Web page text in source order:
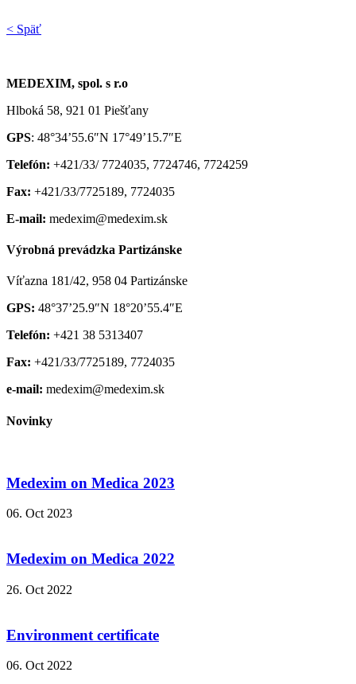
< Späť
MEDEXIM, spol. s r.o
Hlboká 58, 921 01 Piešťany
GPS: 48°34’55.6″N 17°49’15.7″E
Telefón: +421/33/ 7724035, 7724746, 7724259
Fax: +421/33/7725189, 7724035
E-mail: medexim@medexim.sk
Výrobná prevádzka Partizánske
Víťazna 181/42, 958 04 Partizánske
GPS: 48°37’25.9″N 18°20’55.4″E
Telefón: +421 38 5313407
Fax: +421/33/7725189, 7724035
e-mail: medexim@medexim.sk
Novinky
Medexim on Medica 2023
06. Oct 2023
Medexim on Medica 2022
26. Oct 2022
Environment certificate
06. Oct 2022